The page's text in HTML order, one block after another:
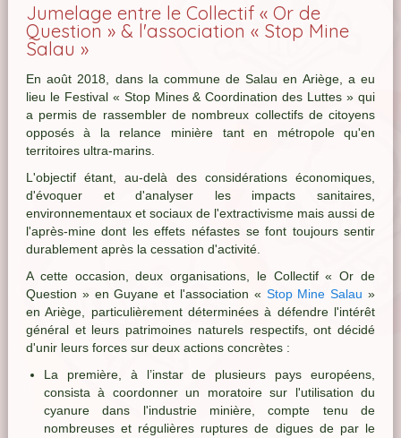
Jumelage entre le Collectif « Or de
Question » & l'association « Stop Mine
Salau »
En août 2018, dans la commune de Salau en Ariège, a eu
lieu le Festival « Stop Mines & Coordination des Luttes » qui
a permis de rassembler de nombreux collectifs de citoyens
opposés à la relance minière tant en métropole qu'en
territoires ultra-marins.
L'objectif étant, au-delà des considérations économiques,
d'évoquer et d'analyser les impacts sanitaires,
environnementaux et sociaux de l'extractivisme mais aussi de
l'après-mine dont les effets néfastes se font toujours sentir
durablement après la cessation d'activité.
A cette occasion, deux organisations, le Collectif « Or de
Question » en Guyane et l'association « Stop Mine Salau»
en Ariège, particulièrement déterminées à défendre l'intérêt
général et leurs patrimoines naturels respectifs, ont décidé
d'unir leurs forces sur deux actions concrètes :
La première, à l’instar de plusieurs pays européens,
consista à coordonner un moratoire sur l'utilisation du
cyanure dans l'industrie minière, compte tenu de
nombreuses et régulières ruptures de digues de par le